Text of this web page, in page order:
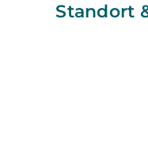
Standort